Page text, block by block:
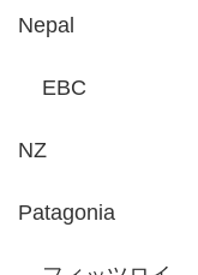
Nepal
EBC
NZ
Patagonia